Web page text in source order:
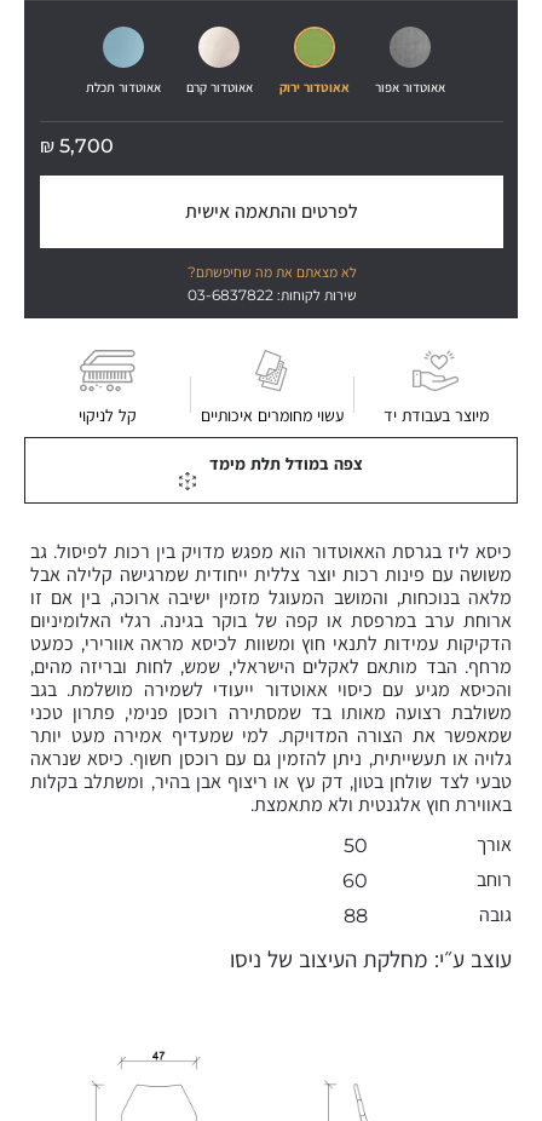
מיוצר בעבודת יד עשוי מחומרים איכותיים קל לניקוי
אאוטדור אפור אאוטדור ירוק אאוטדור קרם אאוטדור תכלת
5,700
₪
לפרטים והתאמה אישית
לא מצאתם את מה שחיפשתם?
שירות לקוחות: 03-6837822
צפה במודל תלת מימד
כיסא ליז בגרסת האאוטדור הוא מפגש מדויק בין רכות לפיסול. גב
משושה עם פינות רכות יוצר צללית ייחודית שמרגישה קלילה אבל
מלאה בנוכחות, והמושב המעוגל מזמין ישיבה ארוכה, בין אם זו
ארוחת ערב במרפסת או קפה של בוקר בגינה. רגלי האלומיניום
הדקיקות עמידות לתנאי חוץ ומשוות לכיסא מראה אוורירי, כמעט
מרחף. הבד מותאם לאקלים הישראלי, שמש, לחות ובריזה מהים,
והכיסא מגיע עם כיסוי אאוטדור ייעודי לשמירה מושלמת. בגב
משולבת רצועה מאותו בד שמסתירה רוכסן פנימי, פתרון טכני
שמאפשר את הצורה המדויקת. למי שמעדיף אמירה מעט יותר
גלויה או תעשייתית, ניתן להזמין גם עם רוכסן חשוף. כיסא שנראה
טבעי לצד שולחן בטון, דק עץ או ריצוף אבן בהיר, ומשתלב בקלות
באווירת חוץ אלגנטית ולא מתאמצת.
אורך
50
רוחב
60
גובה
88
עוצב ע״י: מחלקת העיצוב של ניסו